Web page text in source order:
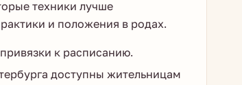
техники лучше
и положения в родах.
к расписанию.
доступны жительницам